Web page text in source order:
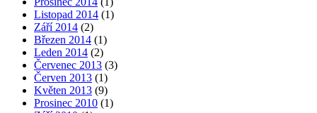
Listopad 2014 (1)
Září 2014 (2)
Březen 2014 (1)
Leden 2014 (2)
Červenec 2013 (3)
Červen 2013 (1)
Květen 2013 (9)
Prosinec 2010 (1)